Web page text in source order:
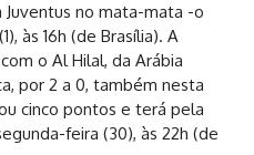
no mata-mata -o
às 16h (de Brasília). A
o Al Hilal, da Arábia
por 2 a 0, também nesta
cinco pontos e terá pela
feira (30), às 22h (de